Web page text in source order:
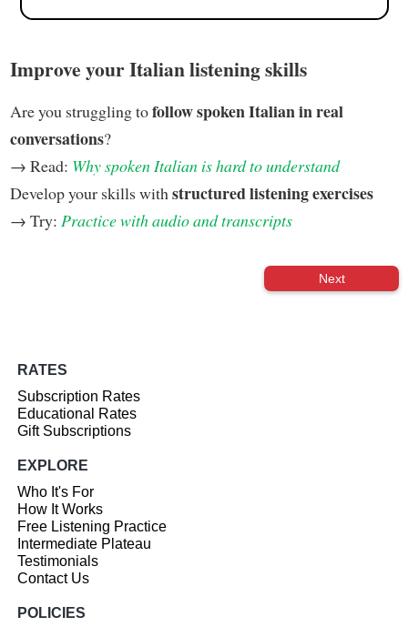
Improve your Italian listening skills
Are you struggling tofollow spoken Italian in real
conversations?
→ Read: Why spoken Italian is hard to understand
Develop your skills with structured listening exercises
→ Try: Practice with audio and transcripts
Next
RATES
Subscription Rates
Educational Rates
Gift Subscriptions
EXPLORE
Who It's For
How It Works
Free Listening Practice
Intermediate Plateau
Testimonials
Contact Us
POLICIES